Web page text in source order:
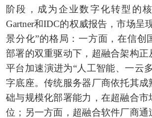
阶段，成为企业数字化转型的
Gartner和IDC的权威报告，市场呈
景分化”的格局：一方面，在信创
部署的双重驱动下，超融合架构正
平台加速演进为“人工智能、一云
字底座。传统服务器厂商依托其成
础与规模化部署能力，在超融合市
位；另一方面，超融合软件厂商通